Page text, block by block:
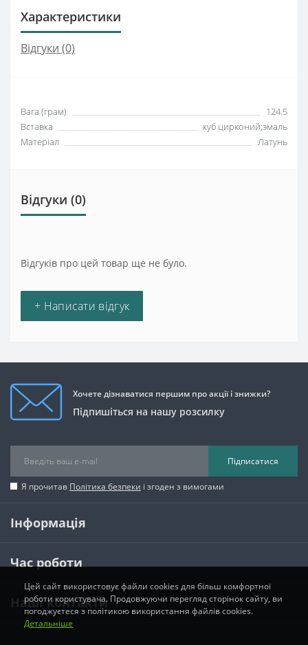
Характеристики
Відгуки (0)
Вага (грам)
124.5
Вставка
куб цирконий;эмаль
Матеріал
Латунь
Відгуки (0)
Відгуків про цей товар ще не було.
+ Написати відгук
Хочете дізнаватися першим про акції і знижки?
Підпишіться на нашу розсилку
Підписатися
Я прочитав Політика безпеки і згоден з вимогами
Інформація
Час роботи
Наші контакти
Цей сайт використовує файли cookies для більш комфортної
роботи користувача. Продовжуючи перегляд сторінок сайту, ви
погоджуєтеся з політикою використання файлів cookies.
Детальніше